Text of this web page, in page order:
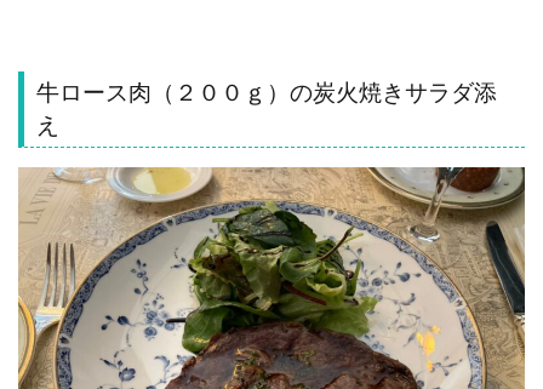
牛ロース肉（２００ｇ）の炭火焼きサラダ添
え